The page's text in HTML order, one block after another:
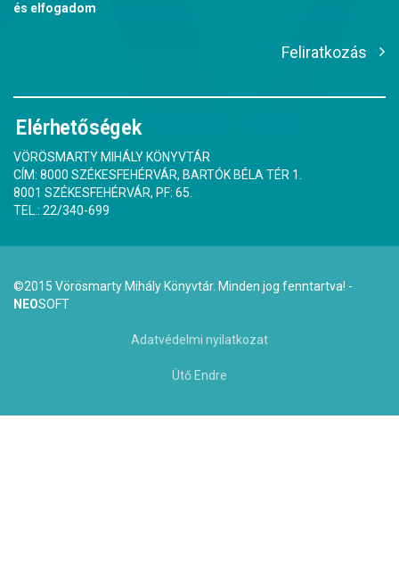
és elfogadom
Feliratkozás
Elérhetőségek
VÖRÖSMARTY MIHÁLY KÖNYVTÁR
CÍM: 8000 SZÉKESFEHÉRVÁR, BARTÓK BÉLA TÉR 1.
8001 SZÉKESFEHÉRVÁR, PF: 65.
TEL.: 22/340-699
©2015 Vörösmarty Mihály Könyvtár. Minden jog fenntartva! -
NEOSOFT
Adatvédelmi nyilatkozat
Ütő Endre